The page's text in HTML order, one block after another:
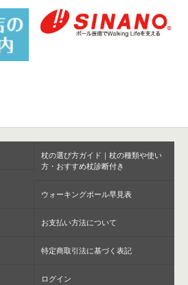
杖の選び方ガイド｜杖の種類や使い
方・おすすめ杖診断付き
ウォーキングポール早見表
お支払い方法について
特定商取引法に基づく表記
ログイン